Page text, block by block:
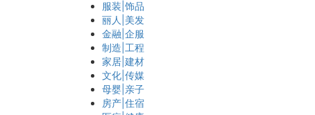
服装|饰品
丽人|美发
金融|企服
制造|工程
家居|建材
文化|传媒
母婴|亲子
房产|住宿